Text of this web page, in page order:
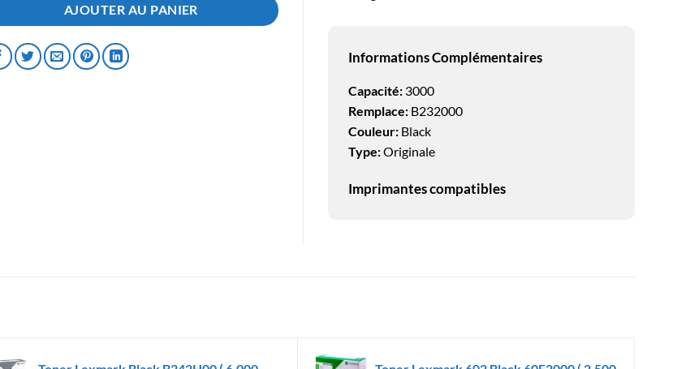
AJOUTER AU PANIER
Informations Complémentaires
Capacité:3000
Remplace: B232000
Couleur: Black
Type:Originale
Imprimantes compatibles